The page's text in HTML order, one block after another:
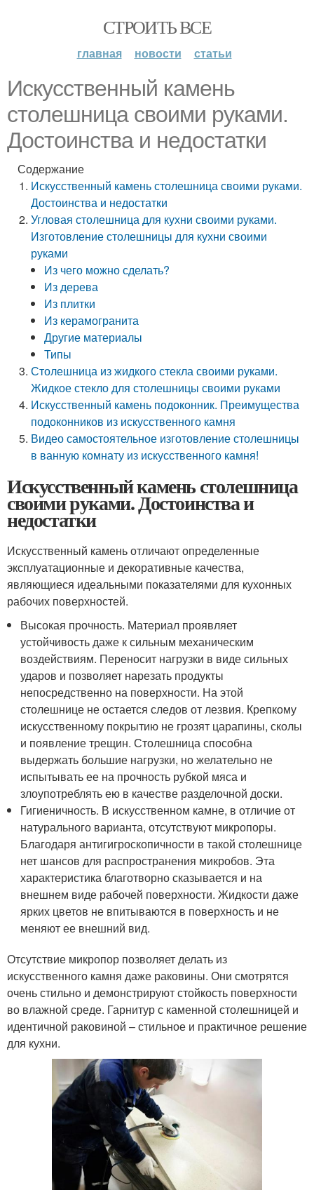
СТРОИТЬ ВСЕ
главная новости статьи
Искусственный камень
столешница своими руками.
Достоинства и недостатки
Содержание
Искусственный камень столешница своими руками.
Достоинства и недостатки
Угловая столешница для кухни своими руками.
Изготовление столешницы для кухни своими
руками
Из чего можно сделать?
Из дерева
Из плитки
Из керамогранита
Другие материалы
Типы
Столешница из жидкого стекла своими руками.
Жидкое стекло для столешницы своими руками
Искусственный камень подоконник. Преимущества
подоконников из искусственного камня
Видео самостоятельное изготовление столешницы
в ванную комнату из искусственного камня!
Искусственный камень столешница
своими руками. Достоинства и
недостатки
Искусственный камень отличают определенные
эксплуатационные и декоративные качества,
являющиеся идеальными показателями для кухонных
рабочих поверхностей.
Высокая прочность. Материал проявляет
устойчивость даже к сильным механическим
воздействиям. Переносит нагрузки в виде сильных
ударов и позволяет нарезать продукты
непосредственно на поверхности. На этой
столешнице не остается следов от лезвия. Крепкому
искусственному покрытию не грозят царапины, сколы
и появление трещин. Столешница способна
выдержать большие нагрузки, но желательно не
испытывать ее на прочность рубкой мяса и
злоупотреблять ею в качестве разделочной доски.
Гигиеничность. В искусственном камне, в отличие от
натурального варианта, отсутствуют микропоры.
Благодаря антигигроскопичности в такой столешнице
нет шансов для распространения микробов. Эта
характеристика благотворно сказывается и на
внешнем виде рабочей поверхности. Жидкости даже
ярких цветов не впитываются в поверхность и не
меняют ее внешний вид.
Отсутствие микропор позволяет делать из
искусственного камня даже раковины. Они смотрятся
очень стильно и демонстрируют стойкость поверхности
во влажной среде. Гарнитур с каменной столешницей и
идентичной раковиной – стильное и практичное решение
для кухни.